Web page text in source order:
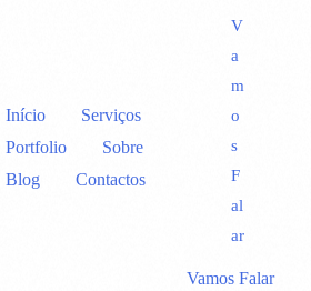
Início
Serviços
Portfolio
Sobre
Blog
Contactos
V
a
m
o
s
F
al
ar
Vamos Falar